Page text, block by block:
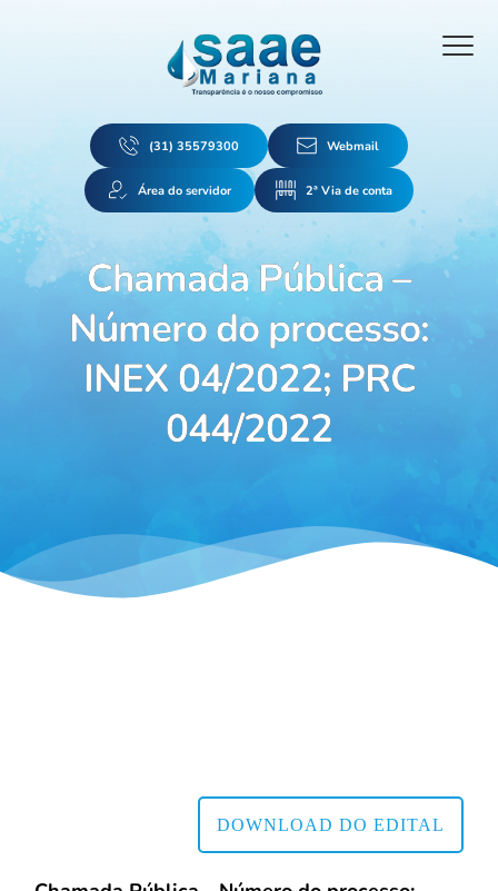
(31) 35579300 Webmail
Área do servidor 2ª Via de conta
Chamada Pública –
Número do processo:
INEX 04/2022; PRC
044/2022
DOWNLOAD DO EDITAL